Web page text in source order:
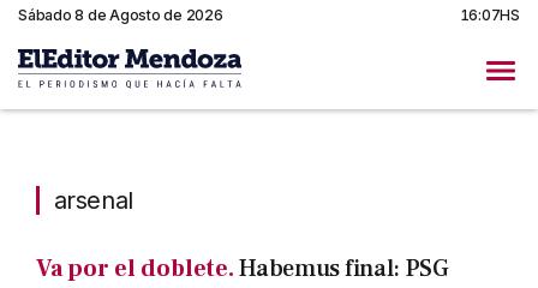
Sábado 8 de Agosto de 2026 16:07HS
arsenal
Va por el doblete.Habemus final: PSG